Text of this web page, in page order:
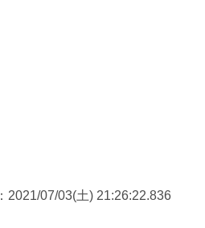
：2021/07/03(土) 21:26:22.836